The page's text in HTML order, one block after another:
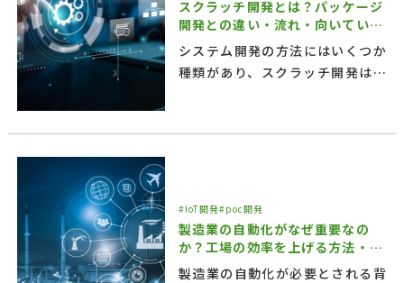
スクラッチ開発とは？パッケージ
開発との違い・流れ・向いている
ケースを紹介
システム開発の方法にはいくつか
種類があり、スクラッチ開発はそ
ト・デメリット、開発の流れや向
#IoT開発#poc開発
製造業の自動化がなぜ重要なの
か？工場の効率を上げる方法・事
例を紹介
製造業の自動化が必要とされる背